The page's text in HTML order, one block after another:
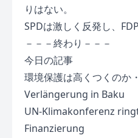
りはない。
SPDは激しく反発し、
－－－終わり－－－
今日の記事
環境保護は高くつくのか
Verlängerung in Baku
UN-Klimakonferenz
Finanzierung